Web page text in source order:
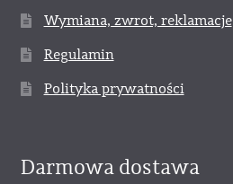
Wymiana, zwrot, reklamacje
Regulamin
Polityka prywatności
Darmowa dostawa